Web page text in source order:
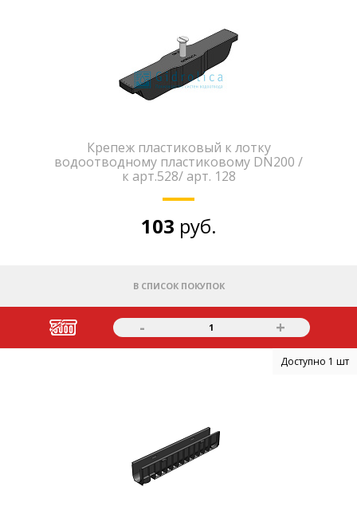
Крепеж пластиковый к лотку
водоотводному пластиковому DN200 /
к арт.528/ арт. 128
103 руб.
В СПИСОК ПОКУПОК
- 1 +
Доступно 1 шт